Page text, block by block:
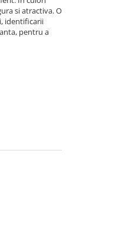
si atractiva. O
identificarii
pentru a